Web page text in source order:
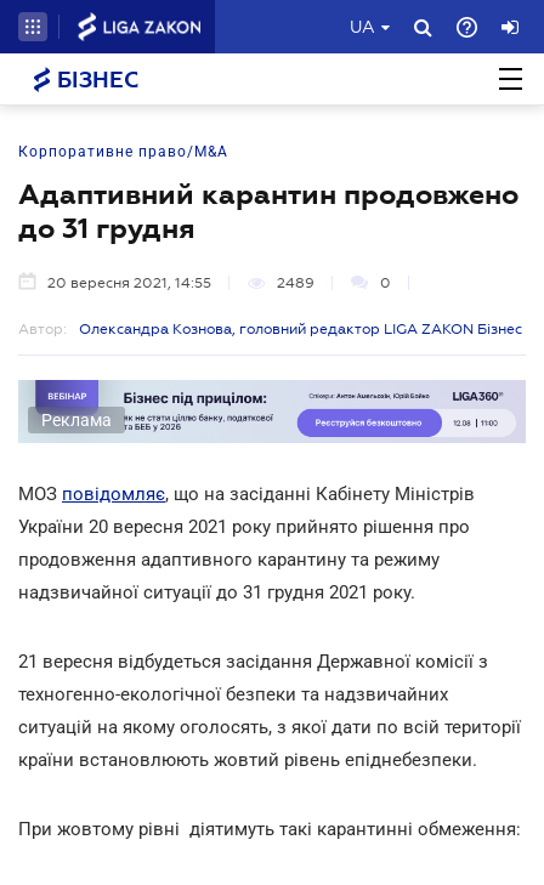
UA
БІЗНЕС
Корпоративне право/M&A
Адаптивний карантин продовжено
до 31 грудня
20 вересня 2021, 14:55 2489 0
Автор: Олександра Кознова, головний редактор LIGA ZAKON Бізнес
Реклама
МОЗ повідомляє, що на засіданні Кабінету Міністрів
України 20 вересня 2021 року прийнято рішення про
продовження адаптивного карантину та режиму
надзвичайної ситуації до 31 грудня 2021 року.
21 вересня відбудеться засідання Державної комісії з
техногенно-екологічної безпеки та надзвичайних
ситуацій на якому оголосять, з якої дати по всій території
країни встановлюють жовтий рівень епіднебезпеки.
При жовтому рівні діятимуть такі карантинні обмеження: